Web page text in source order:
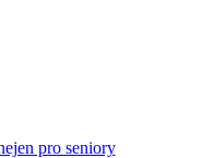
pro seniory